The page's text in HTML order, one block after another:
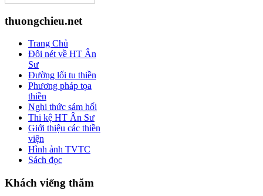
thuongchieu.net
Trang Chủ
Đôi nét về HT Ân
Sư
Đường lối tu thiền
Phương pháp tọa
thiền
Nghi thức sám hối
Thi kệ HT Ân Sư
Giới thiệu các thiền
viện
Hình ảnh TVTC
Sách đọc
Khách viếng thăm